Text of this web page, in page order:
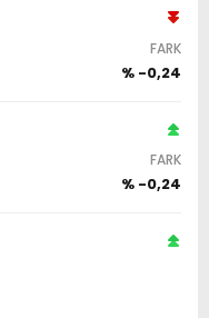
FARK
% -0,24
FARK
% -0,24